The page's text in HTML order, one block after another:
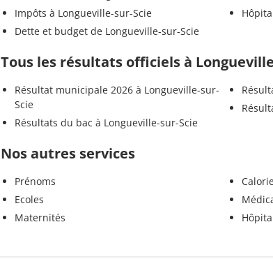
Impôts à Longueville-sur-Scie
Dette et budget de Longueville-sur-Scie
Tous les résultats officiels à
Résultat municipale 2026 à Longueville-sur-
Scie
Résultats du bac à Longueville-sur-Scie
Nos autres services
Prénoms
Ecoles
Maternités